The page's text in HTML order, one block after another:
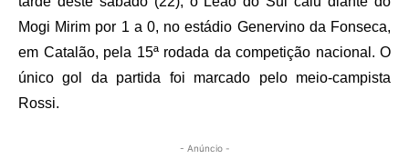
Mogi Mirim por 1 a 0, no estádio Genervino da Fonseca,
em Catalão, pela 15ª rodada da competição nacional. O
único gol da partida foi marcado pelo meio-campista
Rossi.
- Anúncio -